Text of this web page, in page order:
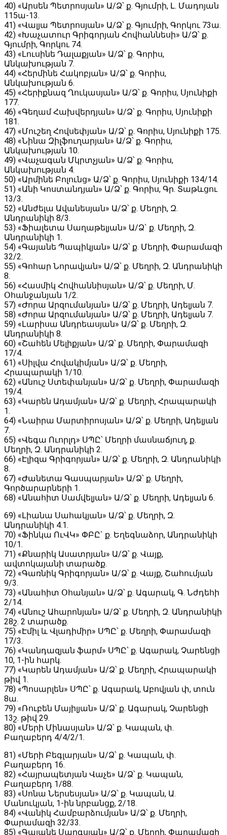
40) «Արսեն Պետրոսյան» Ա/Ձ՝ ք. Գյումրի, Լ. Մադոյան
115ա-13․
41) «Վալյա Պետրոսյան» Ա/Ձ՝ ք. Գյումրի, Գորկու 73ա․
42) «Խաչատուր Գրիգորյան Հովհաննեսի» Ա/Ձ՝ ք.
Գյումրի, Գորկու 74․
43) «Լուսինե Դալաքյան» Ա/Ձ՝ ք. Գորիս,
Անկախության 7․
44) «Հերմինե Հակոբյան» Ա/Ձ՝ ք. Գորիս,
Անկախության 6․
45) «Հերիքնազ Ղուկասյան» Ա/Ձ՝ ք. Գորիս, Սյունիքի
177․
46) «Գեղամ Հախվերդյան» Ա/Ձ՝ ք. Գորիս, Սյունիքի
181․
47) «Մուշեղ Հովսեփյան» Ա/Ձ՝ ք. Գորիս, Սյունիքի 175․
48) «Նինա Զիլֆուղարյան» Ա/Ձ՝ ք. Գորիս,
Անկախության 10․
49) «Վաչագան Մկրտչյան» Ա/Ձ՝ ք. Գորիս,
Անկախության 4․
50) «Արմինե Բոլունց» Ա/Ձ՝ ք. Գորիս, Սյունիքի 134/14․
51) «Անի Կոստանդյան» Ա/Ձ՝ ք. Գորիս, Գր. Տաթևցու
13/3․
52) «Անժելա Ավանեսյան» Ա/Ձ՝ ք. Մեղրի, Զ.
Անդրանիկի 8/3.
53) «Ֆիալետա Սաղաթելյան» Ա/Ձ` ք. Մեղրի, Զ.
Անդրանիկի 1.
54) «Գայանե Պապիկյան» Ա/Ձ՝ ք. Մեղրի, Փարամազի
32/2.
55) «Գոհար Նորավյան» Ա/Ձ՝ ք. Մեղրի, Զ. Անդրանիկի
8.
56) «Հասմիկ Հովհաննիսյան» Ա/Ձ՝ ք. Մեղրի, Մ.
Օհանջանյան 1/2.
57) «Ժորա Արզումանյան» Ա/Ձ՝ ք. Մեղրի, Ադելյան 7.
58) «Ժորա Արզումանյան» Ա/Ձ՝ ք. Մեղրի, Ադելյան 7.
59) «Լարիսա Անդրեասյան» Ա/Ձ՝ ք. Մեղրի, Զ.
Անդրանիկի 8.
60) «Շահեն Մելիքյան» Ա/Ձ՝ ք. Մեղրի, Փարամազի
17/4.
61) «Սիլվա Հովակիմյան» Ա/Ձ՝ ք. Մեղրի,
Հրապարակի 1/10.
62) «Անուշ Ստեփանյան» Ա/Ձ՝ ք. Մեղրի, Փարամազի
19/4.
63) «Կարեն Ադամյան» Ա/Ձ՝ ք. Մեղրի, Հրապարակի
1.
64) «Նաիրա Մարտիրոսյան» Ա/Ձ՝ ք. Մեղրի, Ադելյան
7.
65) «Վեգա Ուորլդ» ՍՊԸ՝ Մեղրի մասնաճյուղ, ք.
Մեղրի, Զ. Անդրանիկի 2.
66) «Էլիզա Գրիգորյան» Ա/Ձ՝ ք. Մեղրի, Զ. Անդրանիկի
8.
67) «Ժանետա Գասպարյան» Ա/Ձ՝ ք. Մեղրի,
Գործարարների 1.
68) «Անահիտ Սամվելյան» Ա/Ձ՝ ք. Մեղրի, Ադելյան 6.
69) «Լիանա Սահակյան» Ա/Ձ՝ ք. Մեղրի, Զ.
Անդրանիկի 4.1.
70) «Ֆինկա ՈւՎԿ» ՓԲԸ` ք. Եղեգնաձոր, Անդրանիկի
10/1.
71) «Քնարիկ Ասատրյան» Ա/Ձ՝ ք. Վայք,
ավտոկայանի տարածք.
72) «Գառնիկ Գրիգորյան» Ա/Ձ՝ ք. Վայք, Շահումյան
9/3.
73) «Անահիտ Օհանյան» Ա/Ձ՝ ք. Ագարակ, Գ. Նժդեհի
2/14.
74) «Անուշ Ահարոնյան» Ա/Ձ՝ ք. Մեղրի, Զ. Անդրանիկի
28շ. 2 տարածք.
75) «Էմիլ և Վլադիմիր» ՍՊԸ՝ ք. Մեղրի, Փարամազի
17/3.
76) «Կանդազյան ֆարմ» ՍՊԸ՝ ք. Ագարակ, Չարենցի
10, 1-ին հարկ.
77) «Կարեն Ադամյան» Ա/Ձ՝ ք. Մեղրի, Հրապարակի
թիվ 1.
78) «Պոսարլեն» ՍՊԸ՝ ք. Ագարակ, Աբովյան փ, տուն
8ա.
79) «Ռուբեն Մայիլյան» Ա/Ձ՝ ք. Ագարակ, Չարենցի
13շ. թիվ 29.
80) «Մերի Մինասյան» Ա/Ձ՝ ք. Կապան, փ.
Բաղաբերդ 4/4/2/1.
81) «Մերի Բեգլարյան» Ա/Ձ՝ ք. Կապան, փ.
Բաղաբերդ 16.
82) «Հայրապետյան Վաչե» Ա/Ձ՝ ք. Կապան,
Բաղաբերդ 1/88.
83) «Սոնա Ներսեսյան» Ա/Ձ՝ ք. Կապան, Ա.
Մանուկյան, 1-ին նրբանցք, 2/18.
84) «Վանիկ Համբարձումյան» Ա/Ձ՝ ք. Մեղրի,
Փարամազի 32/33.
85) «Գայանե Սարգսյան» Ա/Ձ՝ ք. Մեղրի, Փարամազի